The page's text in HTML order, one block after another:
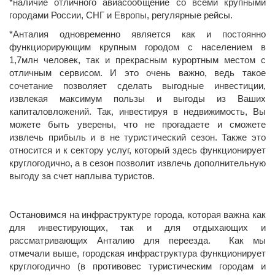
городами России, СНГ и Европы, регулярные рейсы.
*Анталия одновременно является как и постоянно
функциорирующим крупным городом с населением в
1,7млн человек, так и прекрасным курортным местом с
отличным сервисом. И это очень важно, ведь такое
сочетание позволяет сделать выгодные инвестиции,
извлекая максимум пользы и выгоды из Ваших
капиталовложений. Так, инвестируя в недвижимость, Вы
можете быть уверены, что не прогадаете и сможете
извлечь прибыль и в не туристический сезон. Также это
относится и к сектору услуг, который здесь функционирует
круглогодично, а в сезон позволит извлечь дополнительную
выгоду за счет наплыва туристов.
Остановимся на инфраструктуре города, которая важна как
для инвестирующих, так и для отдыхающих и
рассматривающих Анталию для переезда. Как мы
отмечали выше, городская инфраструктура функционирует
круглогодично (в противовес туристическим городам и